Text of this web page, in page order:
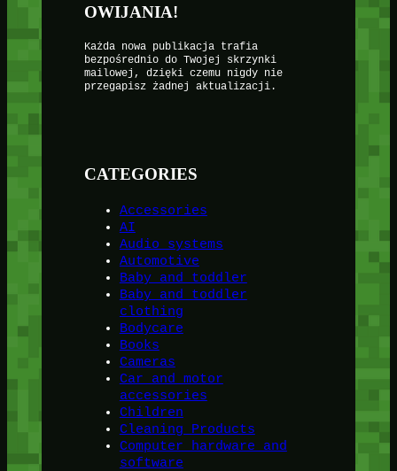
OWIJANIA!
Każda nowa publikacja trafia
bezpośrednio do Twojej skrzynki
mailowej, dzięki czemu nigdy nie
przegapisz żadnej aktualizacji.
CATEGORIES
Accessories
AI
Audio systems
Automotive
Baby and toddler
Baby and toddler
clothing
Bodycare
Books
Cameras
Car and motor
accessories
Children
Cleaning Products
Computer hardware and
software